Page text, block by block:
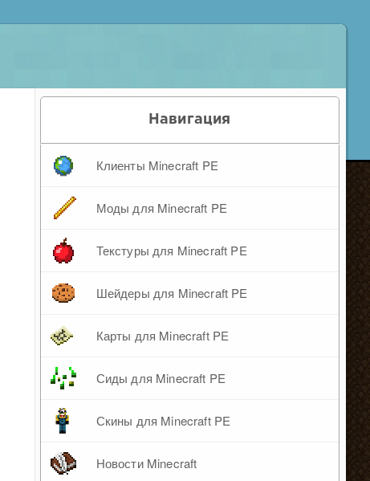
Навигация
Клиенты Minecraft PE
Моды для Minecraft PE
Текстуры для Minecraft PE
Шейдеры для Minecraft PE
Карты для Minecraft PE
Сиды для Minecraft PE
Скины для Minecraft PE
Новости Minecraft